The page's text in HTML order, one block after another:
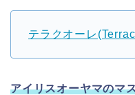
テラクオーレ
アイリスオーヤマのマ